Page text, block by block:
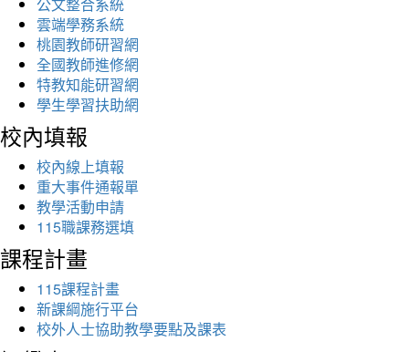
雲端學務系統
桃園教師研習網
全國教師進修網
特教知能研習網
學生學習扶助網
校內填報
校內線上填報
重大事件通報單
教學活動申請
115職課務選填
課程計畫
115課程計畫
新課綱施行平台
校外人士協助教學要點及課表